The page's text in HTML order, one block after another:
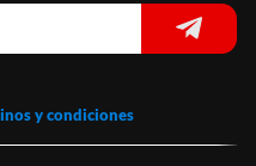
y condiciones